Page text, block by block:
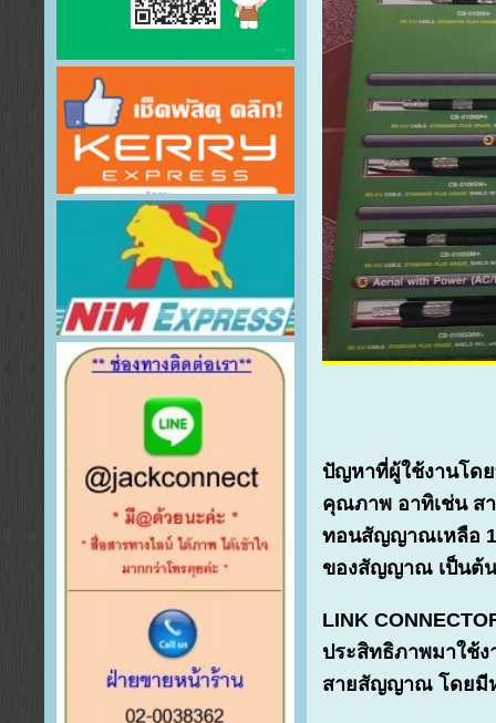
ปัญหาที่ผู้ใช้งานโด
คุณภาพ อาทิเช่น ส
ทอนสัญญาณเหลือ
ของสัญญาณ เป็นต้น
LINK
ประสิทธิภาพมาใช้ง
สายสัญญาณ โดยมีห